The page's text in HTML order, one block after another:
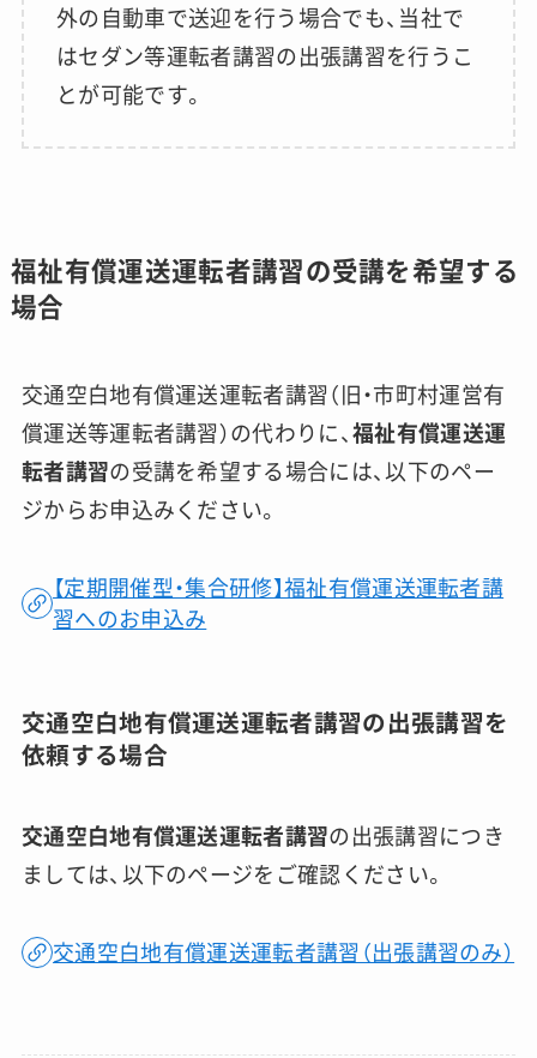
外の自動車で送迎を行う場合でも、当社で
はセダン等運転者講習の出張講習を行うこ
とが可能です。
福祉有償運送運転者講習の受講を希望する
場合
交通空白地有償運送運転者講習（旧・市町村運営有
償運送等運転者講習）の代わりに、福祉有償運送運
転者講習の受講を希望する場合には、以下のペー
ジからお申込みください。
【定期開催型・集合研修】福祉有償運送運転者講
習へのお申込み
交通空白地有償運送運転者講習の出張講習を
依頼する場合
交通空白地有償運送運転者講習の出張講習につき
ましては、以下のページをご確認ください。
交通空白地有償運送運転者講習（出張講習のみ）